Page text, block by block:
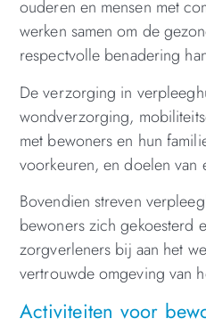
ouderen en mensen met
werken samen om de
respectvolle benadering
De verzorging in
wondverzorging,
met bewoners en hun
voorkeuren, en doelen van
Bovendien streven
bewoners zich gekoesterd
zorgverleners bij aan het
vertrouwde omgeving van
Activiteiten voor